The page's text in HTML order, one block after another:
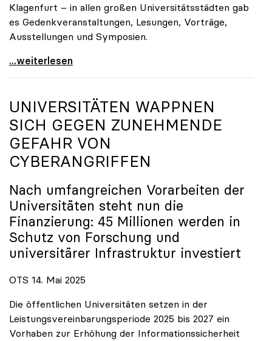
Klagenfurt – in allen großen Universitätsstädten gab
es Gedenkveranstaltungen, Lesungen, Vorträge,
Ausstellungen und Symposien.
uniko-Präsidentin Brigitte Hütter zu Gedenkjahr:
...weiterlesen
UNIVERSITÄTEN WAPPNEN
SICH GEGEN ZUNEHMENDE
GEFAHR VON
CYBERANGRIFFEN
Nach umfangreichen Vorarbeiten der
Universitäten steht nun die
Finanzierung: 45 Millionen werden in
Schutz von Forschung und
universitärer Infrastruktur investiert
OTS 14. Mai 2025
Die öffentlichen Universitäten setzen in der
Leistungsvereinbarungsperiode 2025 bis 2027 ein
Vorhaben zur Erhöhung der Informationssicherheit